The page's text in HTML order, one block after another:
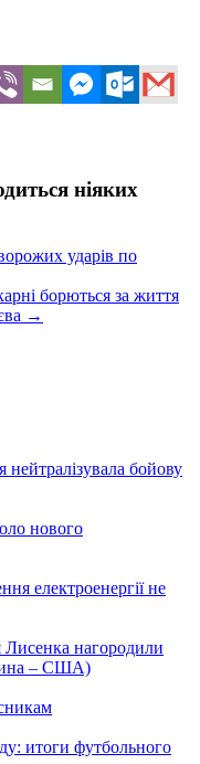
ніяких
ударів по
борються за життя
→
нейтралізувала бойову
нового
електроенергії не
Лисенка нагородили
– США)
итоги футбольного